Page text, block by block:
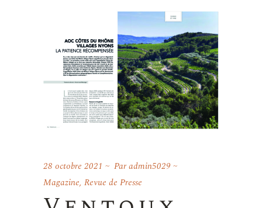
28 octobre 2021 Paradmin5029
Magazine, Revue de Presse